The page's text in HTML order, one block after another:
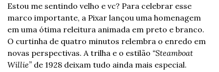
Estou me sentindo velho e vc? Para celebrar esse
marco importante, a Pixar lançou uma homenagem
em uma ótima releitura animada em preto e branco.
O curtinha de quatro minutos relembra o enredo em
novas perspectivas. A trilha e o estilão “Steamboat
Willie” de 1928 deixam tudo ainda mais especial.